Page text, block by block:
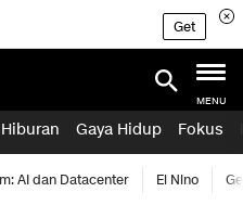
Get
MENU
Hiburan Gaya Hidup Fokus
AI dan Datacenter El Nino